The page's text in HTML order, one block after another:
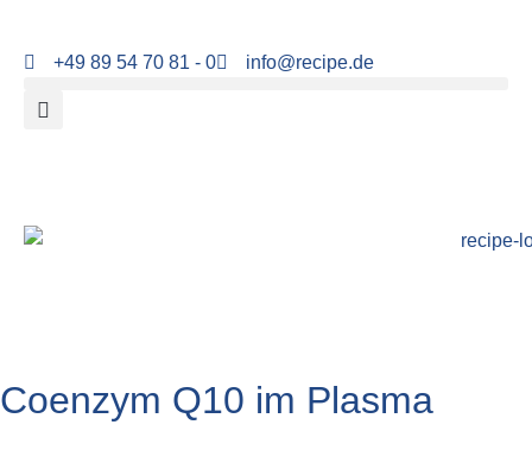
+49 89 54 70 81 - 0 info@recipe.de
Coenzym Q10 im Plasma